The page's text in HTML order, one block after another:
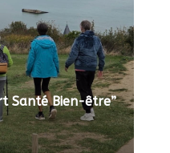
Santé Bien-être”